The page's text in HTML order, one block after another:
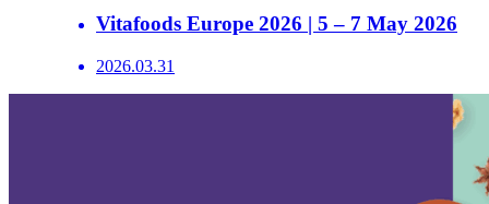
Vitafoods Europe 2026 | 5 – 7 May 2026
2026.03.31